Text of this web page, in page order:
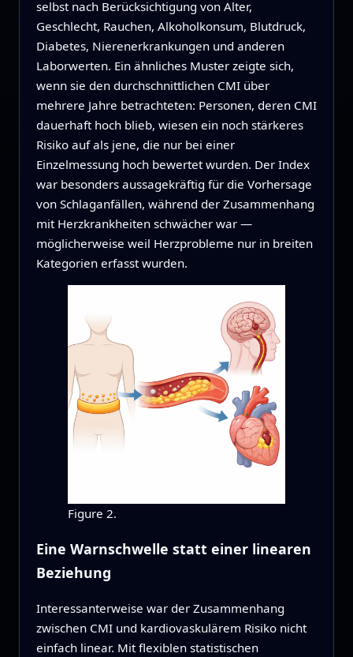
selbst nach Berücksichtigung von Alter,
Geschlecht, Rauchen, Alkoholkonsum, Blutdruck,
Diabetes, Nierenerkrankungen und anderen
Laborwerten. Ein ähnliches Muster zeigte sich,
wenn sie den durchschnittlichen CMI über
mehrere Jahre betrachteten: Personen, deren CMI
dauerhaft hoch blieb, wiesen ein noch stärkeres
Risiko auf als jene, die nur bei einer
Einzelmessung hoch bewertet wurden. Der Index
war besonders aussagekräftig für die Vorhersage
von Schlaganfällen, während der Zusammenhang
mit Herzkrankheiten schwächer war —
möglicherweise weil Herzprobleme nur in breiten
Kategorien erfasst wurden.
Figure 2.
Eine Warnschwelle statt einer linearen
Beziehung
Interessanterweise war der Zusammenhang
zwischen CMI und kardiovaskulärem Risiko nicht
einfach linear. Mit flexiblen statistischen